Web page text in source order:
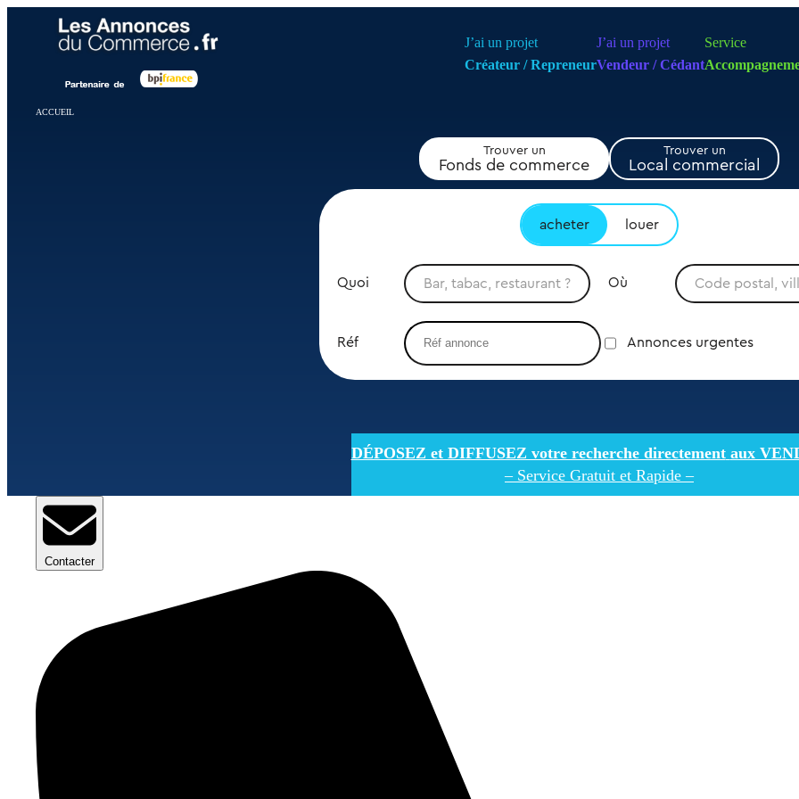
J’ai un projet
Créateur / Repreneur
J’ai un projet
Vendeur / Cédant
Service
ACCUEIL
Trouver un
Fonds de commerce
Trouver un
Local commercial
acheter louer
Quoi Où
Réf Annonces urgentes
DÉPOSEZ et DIFFUSEZ votre recherche directement aux
– Service Gratuit et Rapide –
Contacter
Panneau de gestion des cookies